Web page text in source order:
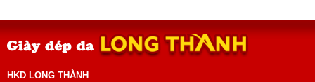
HKD LONG THÀNH